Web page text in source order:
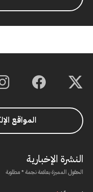
المواقع
النشرة الإخبارية
الحقول المميزة بعلامة نجمة * مطلوبة